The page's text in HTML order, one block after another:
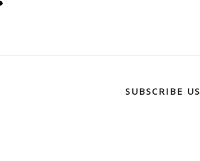
SUBSCRIBE US